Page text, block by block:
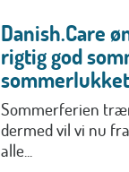
Danish.Care
rigtig god
Sommerferien
dermed vil vi nu
alle...